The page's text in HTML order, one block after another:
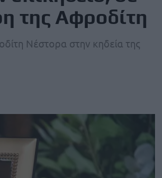
της Αφροδίτη
Νέστορα στην κηδεία της